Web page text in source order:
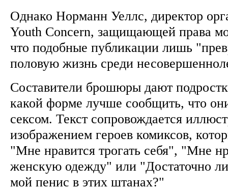
Однако Норманн Уеллс, директор
Youth Concern, защищающей права
что подобные публикации лишь
половую жизнь среди
Составители брошюры дают
какой форме лучше сообщить, что
сексом. Текст сопровождается
изображением героев комиксов,
"Мне нравится трогать себя", "Мне
женскую одежду" или "Достаточно
мой пенис в этих штанах?"